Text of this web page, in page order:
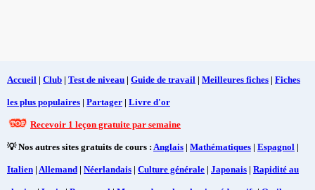
Accueil | Club | Test de niveau | Guide de travail | Meilleures fiches | Fiches
les plus populaires | Partager | Livre d'or
Recevoir 1 leçon gratuite par semaine
💡 Nos autres sites gratuits de cours : Anglais | Mathématiques | Espagnol |
Italien | Allemand | Néerlandais | Culture générale | Japonais | Rapidité au